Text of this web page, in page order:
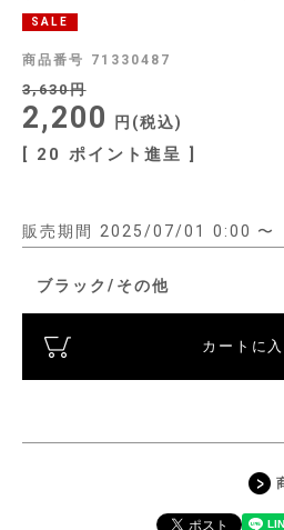
SALE
商品番号 71330487
3,630
2,200 税込
[ 20 ポイント進呈 ]
販売期間 2025/07/01 0:00 〜
ブラック/その他
カートに